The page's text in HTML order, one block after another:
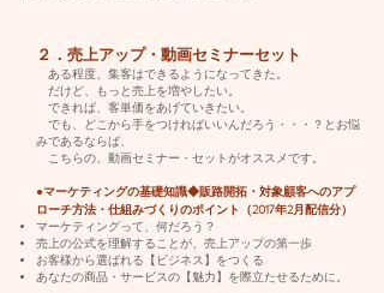
２．売上アップ・動画セミナーセット
ある程度、集客はできるようになってきた。
だけど、もっと売上を増やしたい。
できれば、客単価をあげていきたい。
でも、どこから手をつければいいんだろう・・・？とお悩
みであるならば、
こちらの、動画セミナー・セットがオススメです。
●マーケティングの基礎知識◆販路開拓・対象顧客へのアプ
ローチ方法・仕組みづくりのポイント（2017年2月配信分）
マーケティングって、何だろう？
売上の公式を理解することが、売上アップの第一歩
お客様から選ばれる【ビジネス】をつくる
あなたの商品・サービスの【魅力】を際立たせるために。